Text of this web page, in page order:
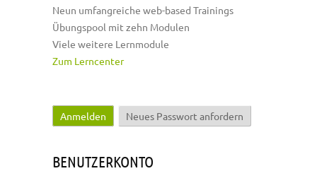
Neun umfangreiche web-based Trainings
Übungspool mit zehn Modulen
Viele weitere Lernmodule
Zum Lerncenter
Haupt-Reiter
Anmelden (aktiver Reiter)
Neues Passwort anfordern
BENUTZERKONTO